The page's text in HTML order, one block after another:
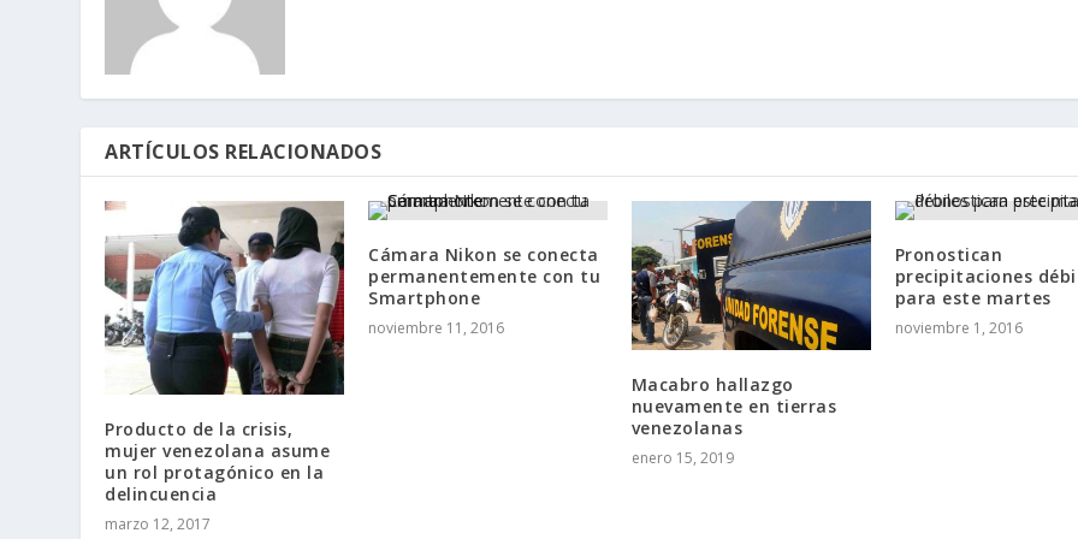
ARTÍCULOS RELACIONADOS
Producto de la crisis,
mujer venezolana asume
un rol protagónico en la
delincuencia
marzo 12, 2017
Cámara Nikon se conecta
permanentemente con tu
Smartphone
noviembre 11, 2016
Macabro hallazgo
nuevamente en tierras
venezolanas
enero 15, 2019
Pronostican
precipitaciones
para este martes
noviembre 1, 2016